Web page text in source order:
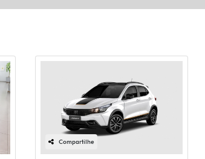
Compartilhe